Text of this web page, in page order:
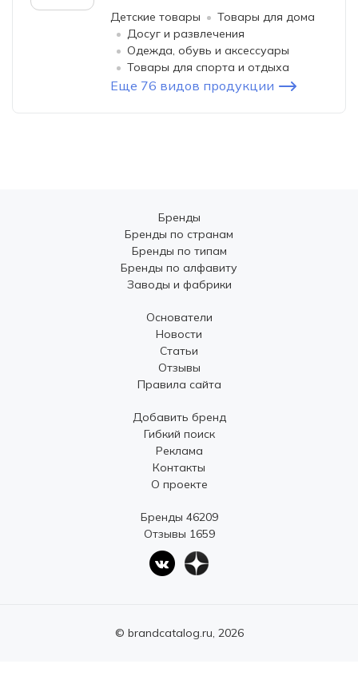
Детские товары
Товары для дома
Досуг и развлечения
Одежда, обувь и аксессуары
Товары для спорта и отдыха
Еще 76 видов продукции
Бренды
Бренды по странам
Бренды по типам
Бренды по алфавиту
Заводы и фабрики
Основатели
Новости
Статьи
Отзывы
Правила сайта
Добавить бренд
Гибкий поиск
Реклама
Контакты
О проекте
Бренды 46209
Отзывы 1659
© brandcatalog.ru, 2026